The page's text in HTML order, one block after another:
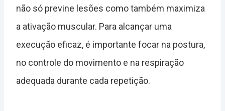
não só previne lesões como também maximiza
a ativação muscular. Para alcançar uma
execução eficaz, é importante focar na postura,
no controle do movimento e na respiração
adequada durante cada repetição.